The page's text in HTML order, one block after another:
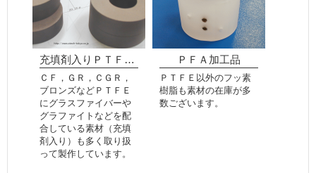
充填剤入りＰＴＦＥ製品
ＣＦ，ＧＲ，ＣＧＲ，
ブロンズなどＰＴＦＥ
にグラスファイバーや
グラファイトなどを配
合している素材（充填
剤入り）も多く取り扱
って製作しています。
ＰＦＡ加工品
ＰＴＦＥ以外のフッ素
樹脂も素材の在庫が多
数ございます。